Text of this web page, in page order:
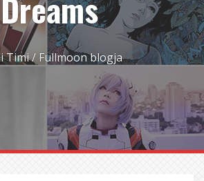
Timi / Fullmoon blogja